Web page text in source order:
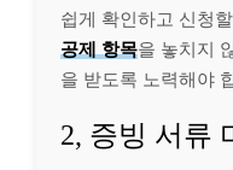
쉽게 확인하고 신청
공제 항목을 놓치지
을 받도록 노력해야
2, 증빙 서류